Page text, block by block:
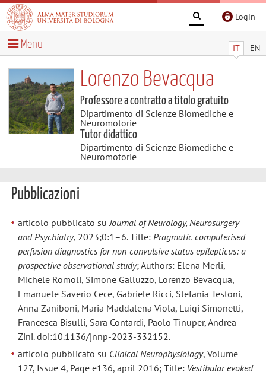
Login
IT EN
Menu
Lorenzo Bevacqua
Professore a contratto a titolo gratuito
Dipartimento di Scienze Biomediche e
Neuromotorie
Tutor didattico
Dipartimento di Scienze Biomediche e
Neuromotorie
Pubblicazioni
articolo pubblicato su Journal of Neurology, Neurosurgery
and Psychiatry, 2023;0:1–6. Title: Pragmatic computerised
perfusion diagnostics for non-convulsive status epilepticus: a
prospective observational study; Authors: Elena Merli,
Michele Romoli, Simone Galluzzo, Lorenzo Bevacqua,
Emanuele Saverio Cece, Gabriele Ricci, Stefania Testoni,
Anna Zaniboni, Maria Maddalena Viola, Luigi Simonetti,
Francesca Bisulli, Sara Contardi, Paolo Tinuper, Andrea
Zini. doi:10.1136/jnnp-2023-332152.
articolo pubblicato su Clinical Neurophysiology, Volume
127, Issue 4, Page e136, april 2016; Title: Vestibular evoked